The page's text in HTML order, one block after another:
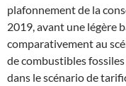
plafonnement de la
2019, avant une légère
comparativement au
de combustibles
dans le scénario de